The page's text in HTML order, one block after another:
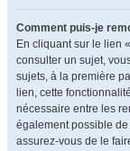
Comment puis-je
En cliquant sur le lien
consulter un sujet,
sujets, à la première
lien, cette
nécessaire entre les
également possible
assurez-vous de le